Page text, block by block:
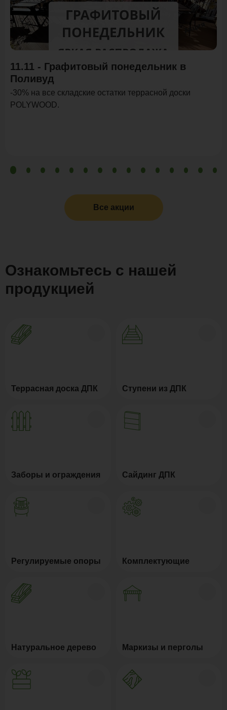
Акция
11.11 - Графитовый понедельник в
Поливуд
-30% на все складские остатки террасной доски
POLYWOOD.
Все акции
Ознакомьтесь с нашей
продукцией
Террасная доска ДПК Ступени из ДПК
Заборы и ограждения Сайдинг ДПК
Регулируемые опоры Комплектующие
Натуральное дерево Маркизы и перголы